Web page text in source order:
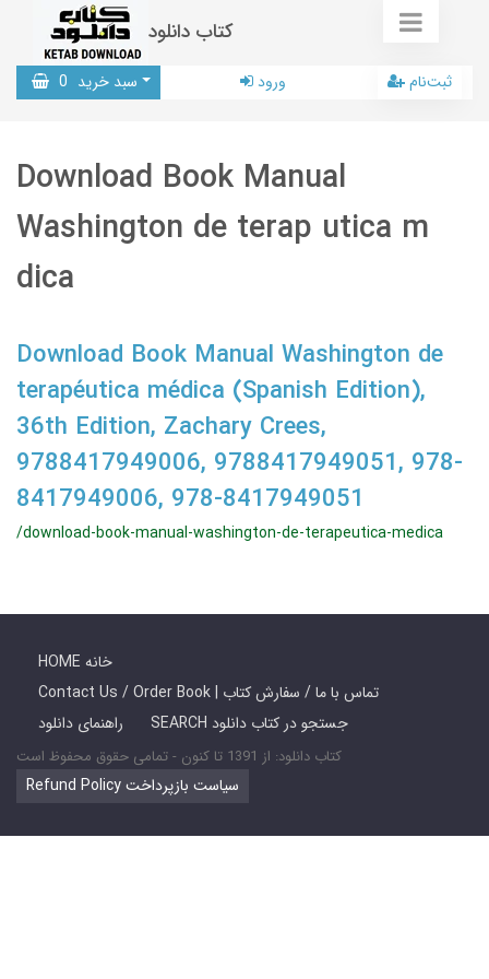
کتاب دانلود
سبد خرید 0 ورود ثبت‌نام
Download Book Manual
Washington de terap utica m
dica
Download Book Manual Washington de
terapéutica médica (Spanish Edition),
36th Edition, Zachary Crees,
9788417949006, 9788417949051, 978-
8417949006, 978-8417949051
/download-book-manual-washington-de-terapeutica-medica
HOME خانه
Contact Us / Order Book | تماس با ما / سفارش کتاب
راهنمای دانلود
SEARCH جستجو در کتاب دانلود
کتاب دانلود: از 1391 تا کنون - تمامی حقوق محفوظ است
Refund Policy سیاست بازپرداخت